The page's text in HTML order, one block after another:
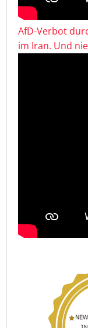
AfD-Verbot
im Iran. Und